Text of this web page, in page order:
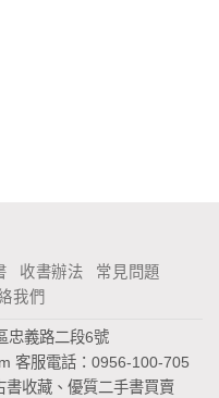
收書辦法
常見問題
我們
忠義路二段6號
客服電話：0956-100-705
收藏、優質二手書買賣